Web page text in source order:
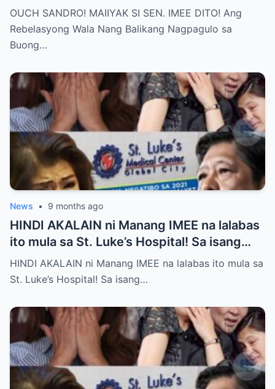
Buong Bansa! Ano ang matinding nangyari
sa pagitan nila?
OUCH SANDRO! MAIIYAK SI SEN. IMEE DITO! Ang
Rebelasyong Wala Nang Balikang Nagpagulo sa
Buong…
News • 9 months ago
HINDI AKALAIN ni Manang IMEE na lalabas
ito mula sa St. Luke’s Hospital! Sa isang
tahimik at maalinsangang hapon sa
lungsod ng Quezon, si Manang IMEE, isang
komunidad, ay naglakad papasok sa St.
Luke’s Hospital para sa isang ordinaryong
check-up. Walang sinuman ang
nakakaalam na sa araw na iyon, isang
pangyayari ang magbabago ng takbo ng
HINDI AKALAIN ni Manang IMEE na lalabas ito mula sa
St. Luke’s Hospital! Sa isang…